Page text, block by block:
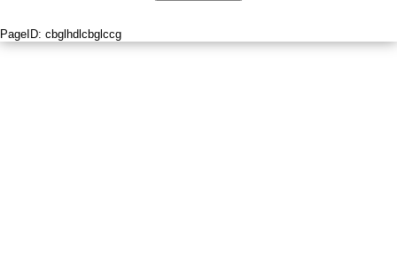
PageID: cbglhdlcbglccg